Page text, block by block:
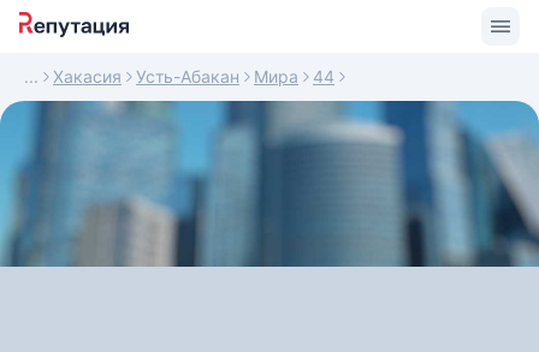
Хакасия Усть-Абакан Мира 44